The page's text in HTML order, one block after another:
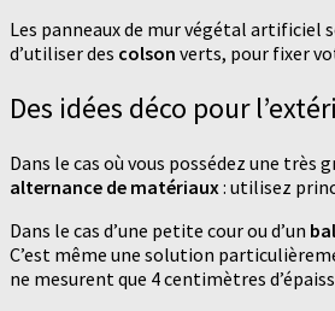
Les panneaux de mur végétal artificiel
d’utiliser des colson verts, pour fixer
Des idées déco pour
Dans le cas où vous possédez une
alternance de matériaux: utilisez
Dans le cas d’une petite cour ou d’un
C’est même une solution
ne mesurent que 4 centimètres